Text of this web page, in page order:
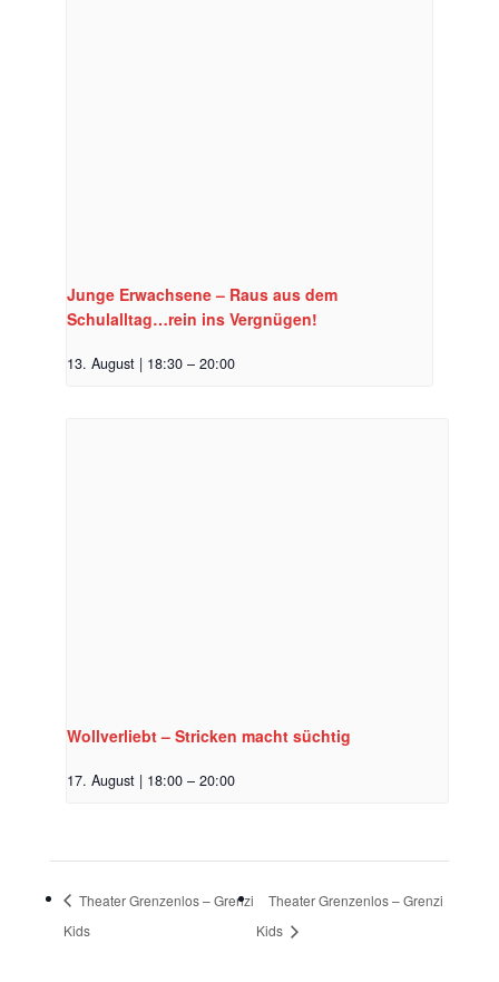
Junge Erwachsene – Raus aus dem
Schulalltag…rein ins Vergnügen!
13. August | 18:30 – 20:00
Wollverliebt – Stricken macht süchtig
17. August | 18:00 – 20:00
Theater Grenzenlos – Grenzi
Kids
Theater Grenzenlos – Grenzi
Kids